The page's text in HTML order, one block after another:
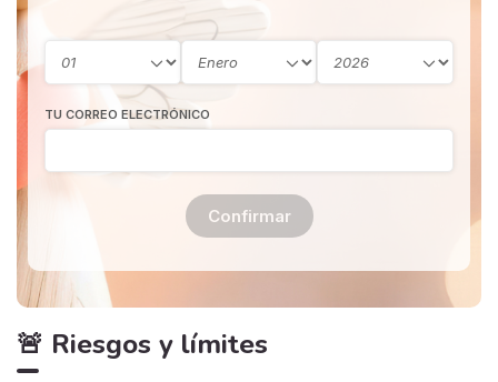
TU CORREO ELECTRÓNICO
Confirmar
🚨 Riesgos y límites